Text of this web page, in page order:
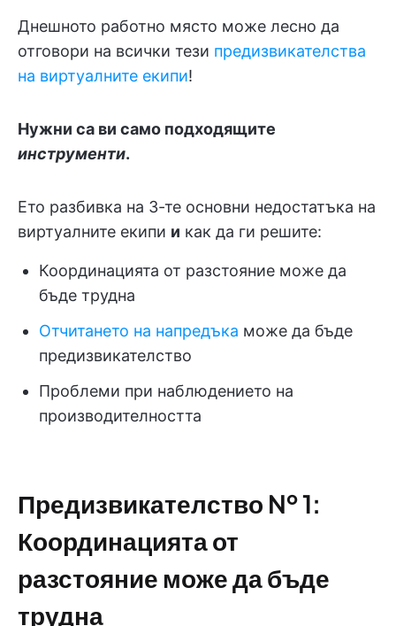
Днешното работно място може лесно да
отговори на всички тези предизвикателства
на виртуалните екипи!
Нужни са ви само подходящите
инструменти.
Ето разбивка на 3-те основни недостатъка на
виртуалните екипи и как да ги решите:
Координацията от разстояние може да
бъде трудна
Отчитането на напредъка може да бъде
предизвикателство
Проблеми при наблюдението на
производителността
Предизвикателство № 1:
Координацията от
разстояние може да бъде
трудна